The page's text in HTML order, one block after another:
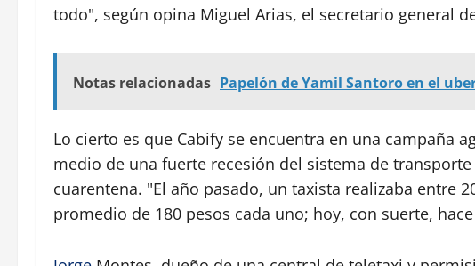
todo", según opina Miguel Arias, el secretario general
Notas relacionadas Papelón de Yamil Santoro en el
Lo cierto es que Cabify se encuentra en una campaña
medio de una fuerte recesión del sistema de transporte
cuarentena. "El año pasado, un taxista realizaba entre
promedio de 180 pesos cada uno; hoy, con suerte,